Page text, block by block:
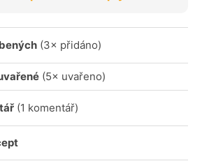
(3× přidáno)
(5× uvařeno)
(1 komentář)